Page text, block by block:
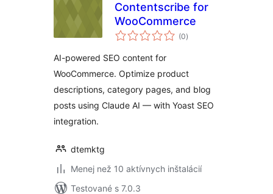
Contentscribe for
WooCommerce
(0celkové
hodnotenie
)
AI-powered SEO content for
WooCommerce. Optimize product
descriptions, category pages, and blog
posts using Claude AI — with Yoast SEO
integration.
dtemktg
Menej než 10 aktívnych inštalácií
Testované s 7.0.3